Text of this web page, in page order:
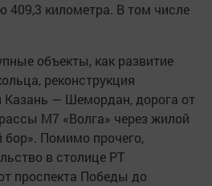
409,3 километра. В том числе
объекты, как развитие
реконструкция
Казань — Шемордан, дорога от
М7 «Волга» через жилой
бор». Помимо прочего,
в столице РТ
проспекта Победы до